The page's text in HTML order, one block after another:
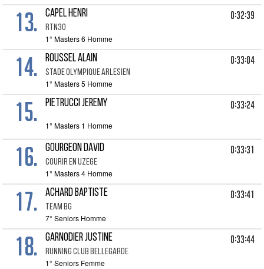
13. CAPEL HENRI
RTN30
0:32:39
1° Masters 6 Homme
14. ROUSSEL ALAIN
STADE OLYMPIQUE ARLESIEN
0:33:04
1° Masters 5 Homme
15. PIETRUCCI JEREMY 0:33:24
1° Masters 1 Homme
16. GOURGEON DAVID
COURIR EN UZEGE
0:33:31
1° Masters 4 Homme
17. ACHARD BAPTISTE
TEAM BG
0:33:41
7° Seniors Homme
18. GARNODIER JUSTINE
RUNNING CLUB BELLEGARDE
0:33:44
1° Seniors Femme